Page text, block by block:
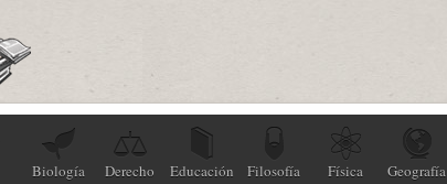
Biología Derecho Educación Filosofía Física Geografía